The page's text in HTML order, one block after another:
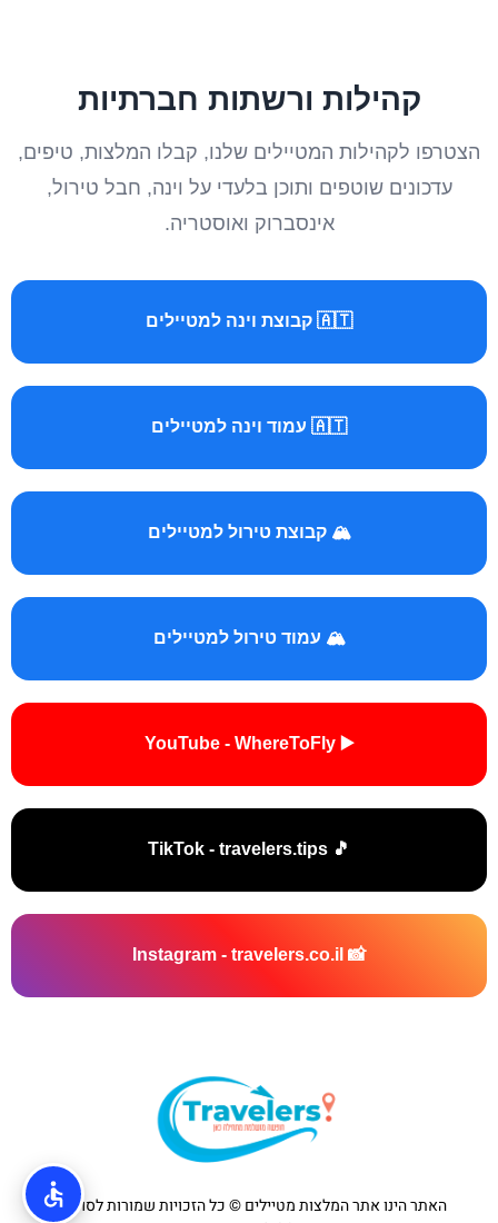
קהילות ורשתות חברתיות
הצטרפו לקהילות המטיילים שלנו, קבלו המלצות, טיפים,
עדכונים שוטפים ותוכן בלעדי על וינה, חבל טירול,
אינסברוק ואוסטריה.
🇦🇹 קבוצת וינה למטיילים
🇦🇹 עמוד וינה למטיילים
🏔️ קבוצת טירול למטיילים
🏔️ עמוד טירול למטיילים
▶️ YouTube - WhereToFly
🎵 TikTok - travelers.tips
📸 Instagram - travelers.co.il
האתר הינו אתר המלצות מטיילים © כל הזכויות שמורות לסוכנות